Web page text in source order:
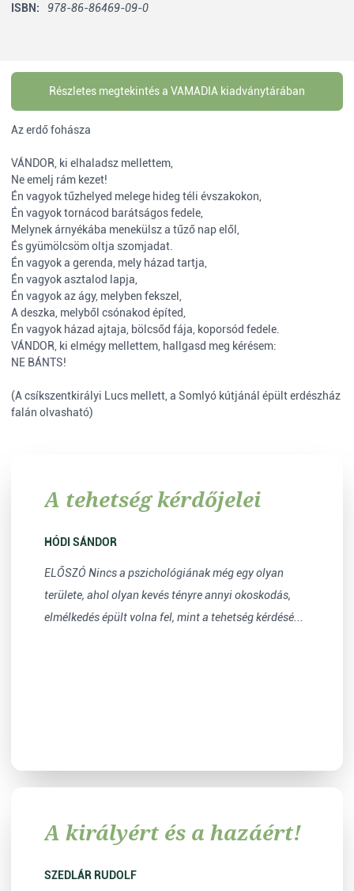
ISBN:
978-86-86469-09-0
Részletes megtekintés a VAMADIA kiadványtárában
Az erdő fohásza
VÁNDOR, ki elhaladsz mellettem,
Ne emelj rám kezet!
Én vagyok tűzhelyed melege hideg téli évszakokon,
Én vagyok tornácod barátságos fedele,
Melynek árnyékába menekülsz a tűző nap elől,
És gyümölcsöm oltja szomjadat.
Én vagyok a gerenda, mely házad tartja,
Én vagyok asztalod lapja,
Én vagyok az ágy, melyben fekszel,
A deszka, melyből csónakod építed,
Én vagyok házad ajtaja, bölcsőd fája, koporsód fedele.
VÁNDOR, ki elmégy mellettem, hallgasd meg kérésem:
NE BÁNTS!
(A csíkszentkirályi Lucs mellett, a Somlyó kútjánál épült erdészház
falán olvasható)
A tehetség kérdőjelei
HÓDI SÁNDOR
ELŐSZÓ Nincs a pszichológiának még egy olyan
területe, ahol olyan kevés tényre annyi okoskodás,
elmélkedés épült volna fel, mint a tehetség kérdésé...
A királyért és a hazáért!
SZEDLÁR RUDOLF